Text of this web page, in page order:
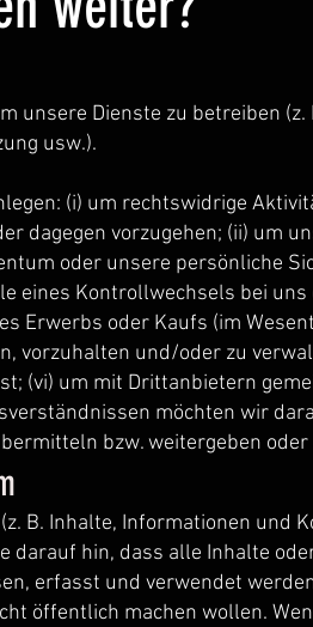
unsere Dienste zu betreiben
usw.).
(i) um rechtswidrige
dagegen vorzugehen; (ii) um
oder unsere persönliche
eines Kontrollwechsels bei
Erwerbs oder Kaufs (im
vorzuhalten und/oder zu
(vi) um mit Drittanbietern
möchten wir
bzw. weitergeben
B. Inhalte, Informationen und
hin, dass alle Inhalte
erfasst und verwendet
öffentlich machen wollen.